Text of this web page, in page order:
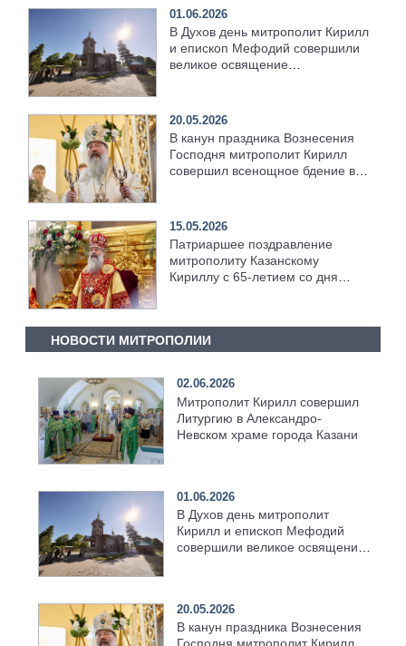
01.06.2026
В Духов день митрополит Кирилл
и епископ Мефодий совершили
великое освящение
20.05.2026
В канун праздника Вознесения
Господня митрополит Кирилл
совершил всенощное бдение в
15.05.2026
Патриаршее поздравление
митрополиту Казанскому
Кириллу с 65-летием со дня
НОВОСТИ МИТРОПОЛИИ
02.06.2026
Митрополит Кирилл совершил
Литургию в Александро-
Невском храме города Казани
01.06.2026
В Духов день митрополит
Кирилл и епископ Мефодий
совершили великое освящение
20.05.2026
В канун праздника Вознесения